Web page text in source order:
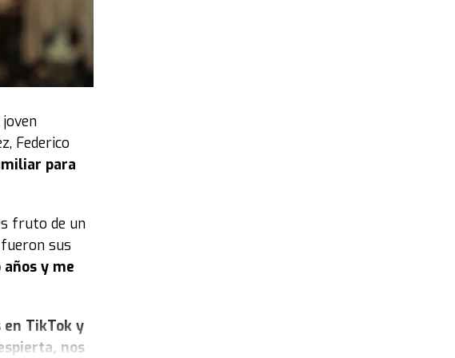
se
me
con
fue nada
la gente
si le
Federico
para
fruto de un
sus
y me
TikTok y
nos